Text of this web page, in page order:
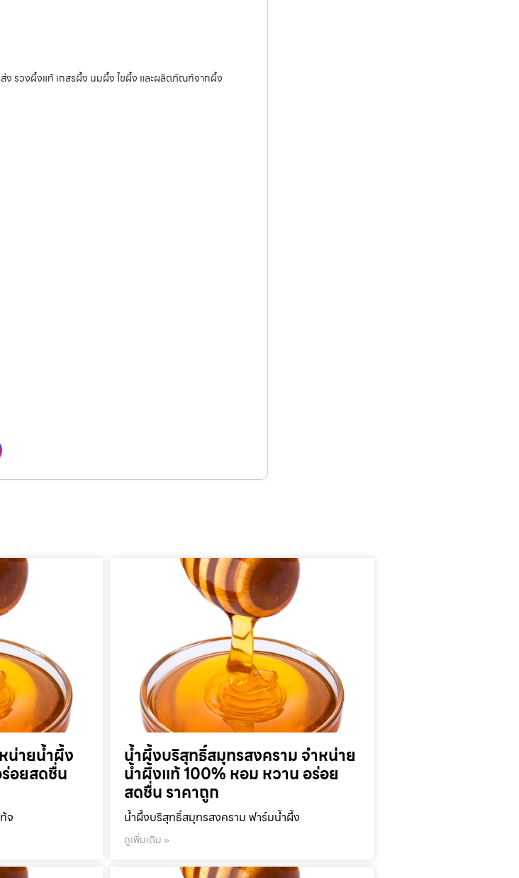
รวงผึ้งแท้ เกสรผึ้ง นมผึ้ง ไขผึ้ง และผลิตภัณฑ์จากผึ้ง
น่ายน้ำผึ้ง
อยสดชื่น
จ
น้ำผึ้งบริสุทธิ์สมุทรสงคราม จำหน่าย
น้ำผึ้งแท้ 100% หอม หวาน อร่อย
สดชื่น ราคาถูก
น้ำผึ้งบริสุทธิ์สมุทรสงคราม ฟาร์มน้ำผึ้ง
ดูเพิ่มเติม »